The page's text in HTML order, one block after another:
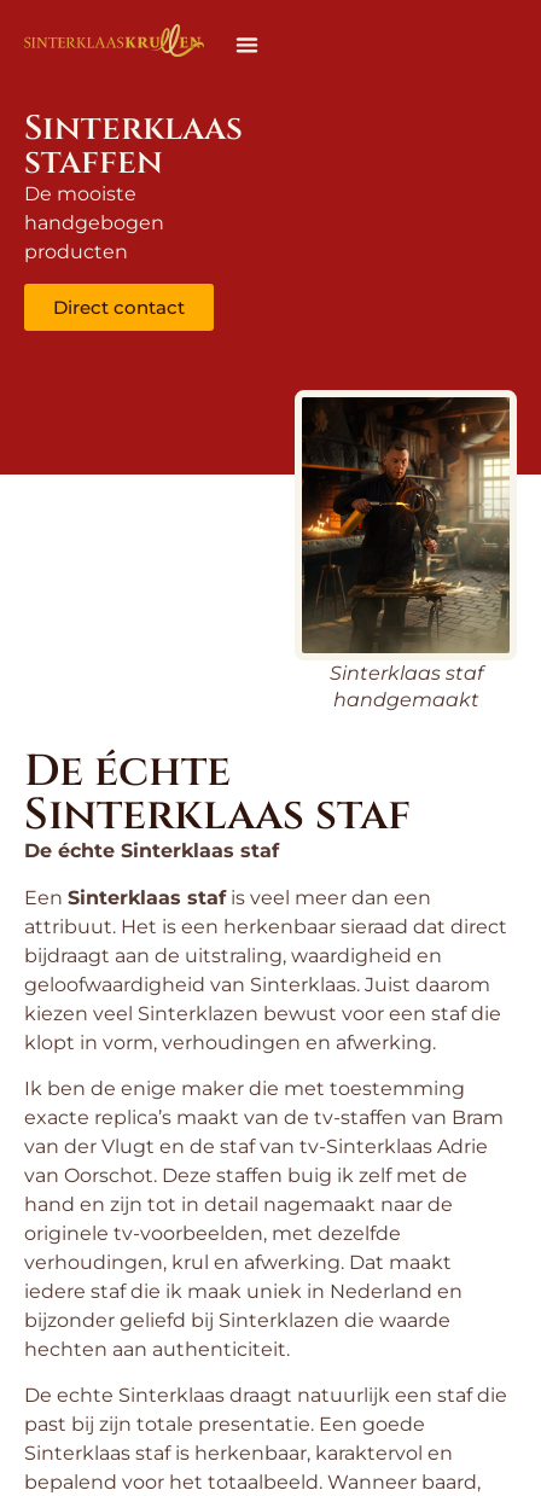
Sinterklaas
staffen
De mooiste
handgebogen
producten
Direct contact
Sinterklaas staf
handgemaakt
De échte
Sinterklaas staf
De échte Sinterklaas staf
Een Sinterklaas stafis veel meer dan een
attribuut. Het is een herkenbaar sieraad dat direct
bijdraagt aan de uitstraling, waardigheid en
geloofwaardigheid van Sinterklaas. Juist daarom
kiezen veel Sinterklazen bewust voor een staf die
klopt in vorm, verhoudingen en afwerking.
Ik ben de enige maker die met toestemming
exacte replica’s maakt van de tv-staffen van Bram
van der Vlugt en de staf van tv-Sinterklaas Adrie
van Oorschot. Deze staffen buig ik zelf met de
hand en zijn tot in detail nagemaakt naar de
originele tv-voorbeelden, met dezelfde
verhoudingen, krul en afwerking. Dat maakt
iedere staf die ik maak uniek in Nederland en
bijzonder geliefd bij Sinterklazen die waarde
hechten aan authenticiteit.
De echte Sinterklaas draagt natuurlijk een staf die
past bij zijn totale presentatie. Een goede
Sinterklaas staf is herkenbaar, karaktervol en
bepalend voor het totaalbeeld. Wanneer baard,